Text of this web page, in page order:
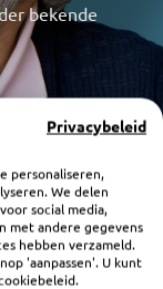
bekende
Privacybeleid
personaliseren,
We delen
social media,
met andere gegevens
hebben verzameld.
'aanpassen'. U kunt